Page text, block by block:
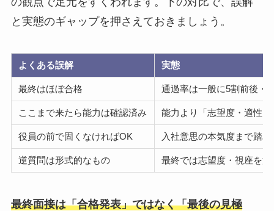
と実態のギャップを押さえておきましょう。
よくある誤解 実態
最終はほぼ合格 通過率は一般に5割前後・
ここまで来たら能力は確認済み 能力より「志望度・適性
役員の前で固くなければOK 入社意思の本気度まで踏
逆質問は形式的なもの 最終では志望度・視座を
最終面接は「合格発表」ではなく「最後の見極